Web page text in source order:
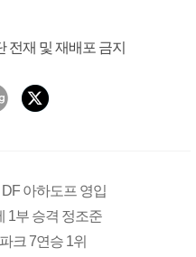
전재 및 재배포 금지
아하도프 영입
1부 승격 정조준
크 7연승 1위